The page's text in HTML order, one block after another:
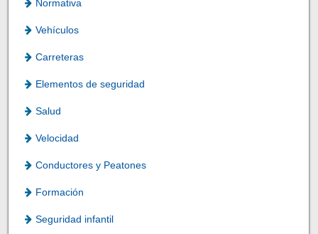
Normativa
Vehículos
Carreteras
Elementos de seguridad
Salud
Velocidad
Conductores y Peatones
Formación
Seguridad infantil